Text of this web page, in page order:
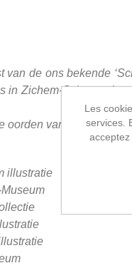
de ons bekende
in Zichem-
oorden van dichters
illustratie
Les
services.
acceptez